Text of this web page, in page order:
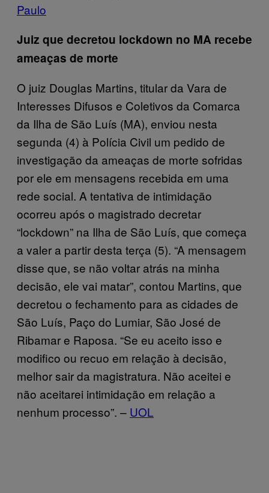
Paulo
Juiz que decretou lockdown no MA recebe
ameaças de morte
O juiz Douglas Martins, titular da Vara de
Interesses Difusos e Coletivos da Comarca
da Ilha de São Luís (MA), enviou nesta
segunda (4) à Polícia Civil um pedido de
investigação da ameaças de morte sofridas
por ele em mensagens recebida em uma
rede social. A tentativa de intimidação
ocorreu após o magistrado decretar
“lockdown” na Ilha de São Luís, que começa
a valer a partir desta terça (5). “A mensagem
disse que, se não voltar atrás na minha
decisão, ele vai matar”, contou Martins, que
decretou o fechamento para as cidades de
São Luís, Paço do Lumiar, São José de
Ribamar e Raposa. “Se eu aceito isso e
modifico ou recuo em relação à decisão,
melhor sair da magistratura. Não aceitei e
não aceitarei intimidação em relação a
nenhum processo”. – UOL